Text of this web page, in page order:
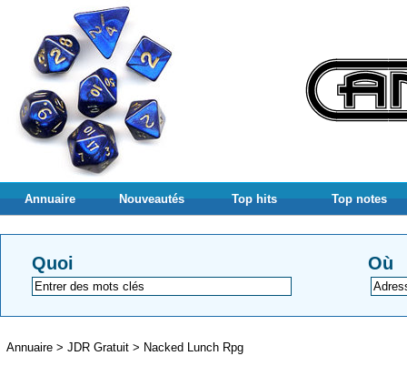
Annuaire Nouveautés Top hits Top notes
Quoi Où
Annuaire > JDR Gratuit > Nacked Lunch Rpg